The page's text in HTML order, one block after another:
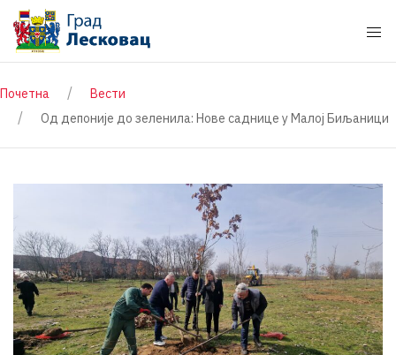
Почетна
Вести
Од депоније до зеленила: Нове саднице у Малој Биљаници